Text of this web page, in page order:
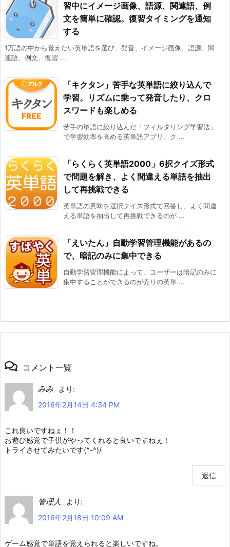
習中にイメージ画像、語源、関連語、例
文を簡単に確認。復習タイミングを通知
する
1万語の中から覚えたい英単語を選び、発音、イメージ画像、語源、関
連語、例文、復習 ...
「キクタン」苦手な英単語に絞り込んで
学習。リズムに乗って発音したり、クロ
スワードも楽しめる
苦手の単語に絞り込んだ「フィルタリング学習法」
で学習効率を高める英単語アプリ。ク ...
「らくらく英単語2000」6択クイズ形式
で問題を解き、よく間違える単語を抽出
して再挑戦できる
英単語の意味を選択クイズ形式で回答し、よく間違
える単語を抽出して再挑戦できるのが ...
「えいたん」自動学習管理機能があるの
で、暗記のみに集中できる
自動学習管理機能によって、ユーザーは暗記のみに
集中することができるのが売りの英単 ...
コメント一覧
みみ
より:
2016年2月14日 4:34 PM
これ良いですねぇ！！
お遊び感覚で子供がやってくれると良いですねぇ！
トライさせてみたいです(^-^)/
返信
管理人
より:
2016年2月18日 10:09 AM
ゲーム感覚で単語を覚えられると楽しいですね。